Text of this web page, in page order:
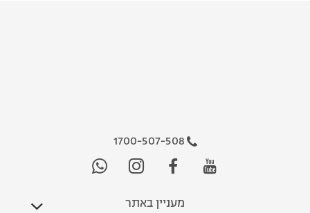
1700-507-508
מעניין באתר